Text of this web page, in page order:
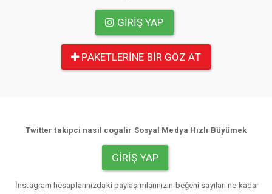
GIRIŞ YAP
PAKETLERINE BIR GÖZ AT
Twitter takipci nasil cogalir Sosyal Medya Hızlı Büyümek
GIRIŞ YAP
İnstagram hesaplarınızdaki paylaşımlarınızın beğeni sayıları ne kadar